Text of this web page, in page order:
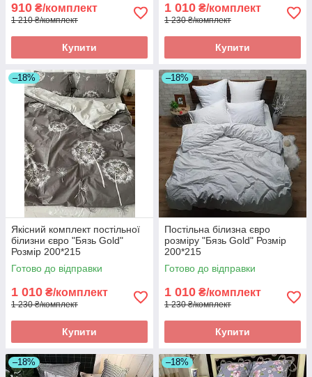
910 ₴/комплект
1 210 ₴/комплект
Купити
1 010 ₴/комплект
1 230 ₴/комплект
Купити
–18%
Якісний комплект постільної
білизни євро "Бязь Gold"
Розмір 200*215
Готово до відправки
1 010 ₴/комплект
1 230 ₴/комплект
Купити
–18%
Постільна білизна євро
розміру "Бязь Gold" Розмір
200*215
Готово до відправки
1 010 ₴/комплект
1 230 ₴/комплект
Купити
–18% –18%